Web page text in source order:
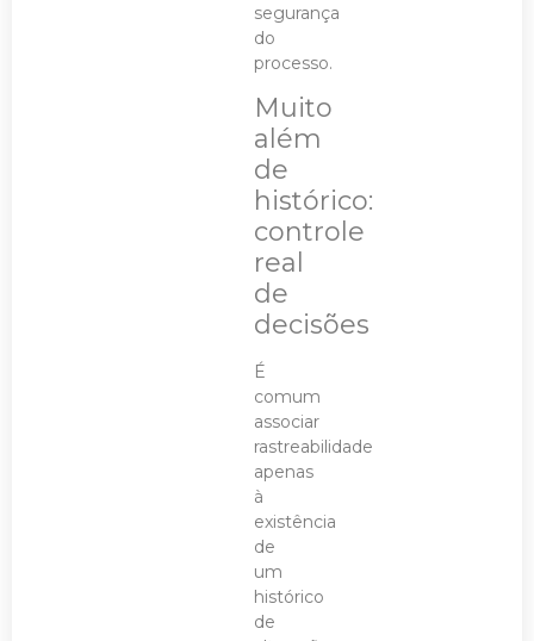
segurança
do
processo.
Muito
além
de
histórico:
controle
real
de
decisões
É
comum
associar
rastreabilidade
apenas
à
existência
de
um
histórico
de